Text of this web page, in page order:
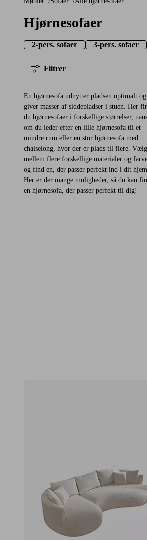
Hjørnesofaer
2-pers. sofaer 3-pers. sofaer
Filtrer
En hjørnesofa udnytter pladsen optimalt og
giver masser af siddepladser i stuen. Her
du hjørnesofaer i forskellige størrelser,
om du leder efter en lille hjørnesofa til et
mindre rum eller en stor hjørnesofa med
chaiselong, hvor der er plads til flere. Vælg
mellem flere forskellige materialer og
og find en, der passer perfekt ind i dit hjem.
Her er der mange muligheder, så du kan
en hjørnesofa, der passer perfekt til dig!